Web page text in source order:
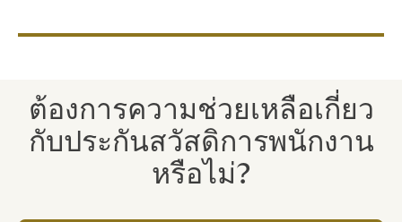
ต้องการความช่วยเหลือเกี่ยว
กับประกันสวัสดิการพนักงาน
หรือไม่?